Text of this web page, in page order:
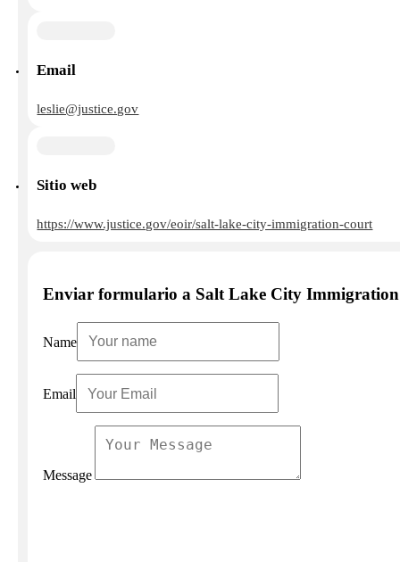
Email
leslie@justice.gov
Sitio web
https://www.justice.gov/eoir/salt-lake-city-immigration-court
Enviar formulario a Salt Lake City
Name
Email
Message